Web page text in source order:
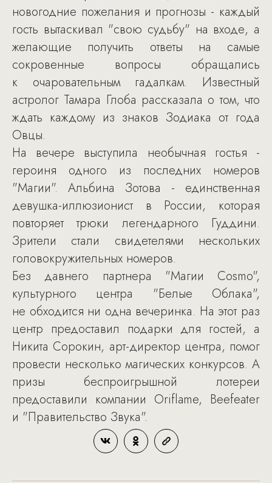
новогодние пожелания и прогнозы - каждый
гость вытаскивал "свою судьбу" на входе, а
желающие получить ответы на самые
сокровенные вопросы обращались
к очаровательным гадалкам. Известный
астролог Тамара Глоба рассказала о том, что
ждать каждому из знаков Зодиака от года
Овцы.
На вечере выступила необычная гостья -
героиня одного из последних номеров
"Магии". Альбина Зотова - единственная
девушка-иллюзионист в России, которая
повторяет трюки легендарного Гуддини.
Зрители стали свидетелями нескольких
головокружительных номеров.
Без давнего партнера "Магии Cosmo",
культурного центра "Белые Облака",
не обходится ни одна вечеринка. На этот раз
центр предоставил подарки для гостей, а
Никита Сорокин, арт-директор центра, помог
провести несколько магических конкурсов. А
призы беспроигрышной лотереи
предоставили компании Oriflame, Beefeater
и "Правительство Звука".